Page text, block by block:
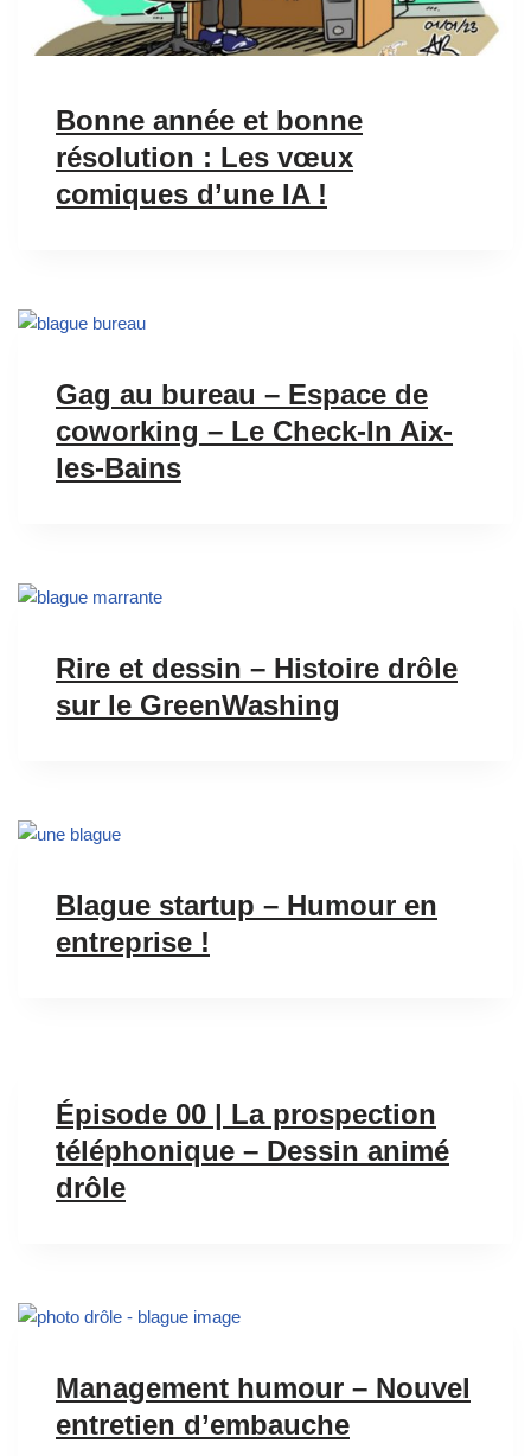
Bonne année et bonne
résolution : Les vœux
comiques d’une IA !
Gag au bureau – Espace de
coworking – Le Check-In Aix-
les-Bains
Rire et dessin – Histoire drôle
sur le GreenWashing
Blague startup – Humour en
entreprise !
Épisode 00 | La prospection
téléphonique – Dessin animé
drôle
Management humour – Nouvel
entretien d’embauche